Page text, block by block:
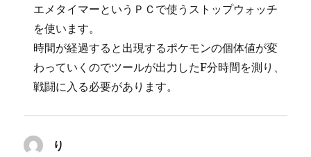
エメタイマーというＰＣで使うストップウォッチ
を使います。
時間が経過すると出現するポケモンの個体値が変
わっていくのでツールが出力したF分時間を測り、
戦闘に入る必要があります。
り